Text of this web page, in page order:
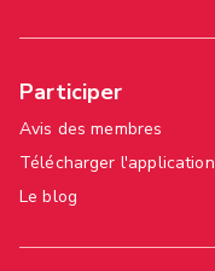
Participer
Avis des membres
Télécharger l'application
Le blog